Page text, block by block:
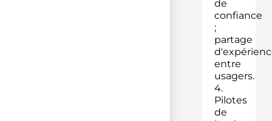
de
confiance
;
partage
entre
usagers.
4.
Pilotes
de